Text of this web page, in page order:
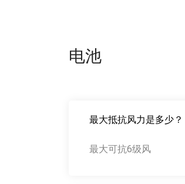
电池
最大抵抗风力是多少？
最大可抗6级风